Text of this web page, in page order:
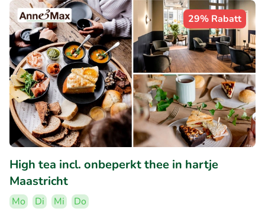
29% Rabatt
High tea incl. onbeperkt thee in hartje
Maastricht
Mo Di Mi
Do